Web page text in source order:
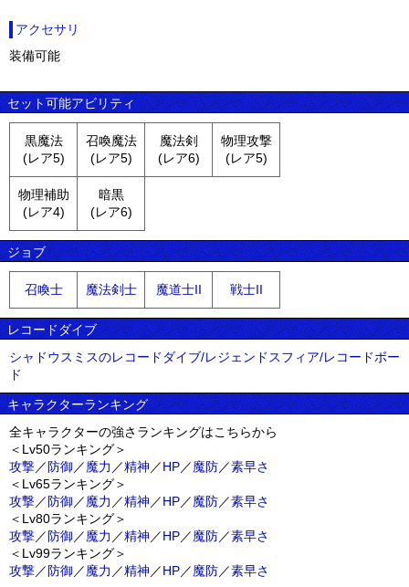
アクセサリ
装備可能
セット可能アビリティ
黒魔法
(レア5)
召喚魔法
(レア5)
魔法剣
(レア6)
物理攻撃
(レア5)
物理補助
(レア4)
暗黒
(レア6)
ジョブ
召喚士 魔法剣士 魔道士II 戦士II
レコードダイブ
シャドウスミスのレコードダイブ/レジェンドスフィア/レコードボー
ド
キャラクターランキング
全キャラクターの強さランキングはこちらから
＜Lv50ランキング＞
攻撃／防御 ／魔力 ／精神 ／HP／魔防／素早さ
＜Lv65ランキング＞
攻撃／防御 ／魔力 ／精神 ／HP／魔防／素早さ
＜Lv80ランキング＞
攻撃／防御 ／魔力 ／精神 ／HP／魔防／素早さ
＜Lv99ランキング＞
攻撃／防御 ／魔力 ／精神 ／HP／魔防／素早さ